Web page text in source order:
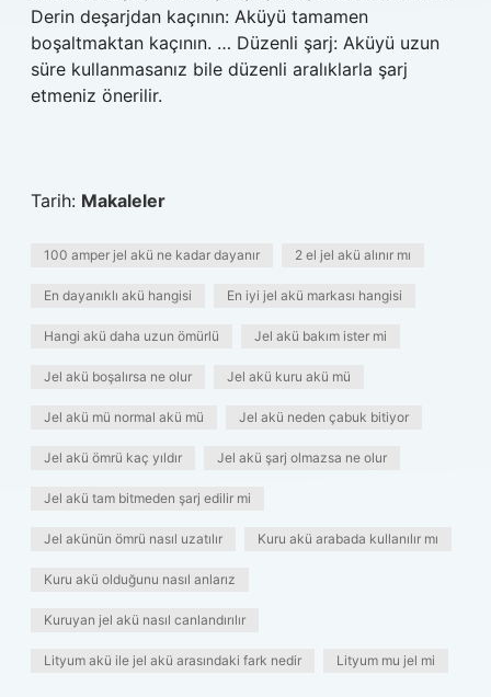
Derin deşarjdan kaçının: Aküyü tamamen
boşaltmaktan kaçının. … Düzenli şarj: Aküyü uzun
süre kullanmasanız bile düzenli aralıklarla şarj
etmeniz önerilir.
Tarih: Makaleler
100 amper jel akü ne kadar dayanır 2 el jel akü alınır mı
En dayanıklı akü hangisi En iyi jel akü markası hangisi
Hangi akü daha uzun ömürlü Jel akü bakım ister mi
Jel akü boşalırsa ne olur Jel akü kuru akü mü
Jel akü mü normal akü mü Jel akü neden çabuk bitiyor
Jel akü ömrü kaç yıldır Jel akü şarj olmazsa ne olur
Jel akü tam bitmeden şarj edilir mi
Jel akünün ömrü nasıl uzatılır Kuru akü arabada kullanılır mı
Kuru akü olduğunu nasıl anlarız
Kuruyan jel akü nasıl canlandırılır
Lityum akü ile jel akü arasındaki fark nedir Lityum mu jel mi